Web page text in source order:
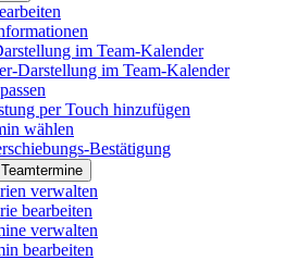
im Team-Kalender
Darstellung im Team-Kalender
per Touch hinzufügen
wählen
Bestätigung
verwalten
bearbeiten
verwalten
bearbeiten